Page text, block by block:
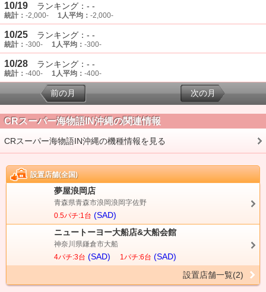
10/19 ランキング：- -
統計： -2,000- 1人平均： -2,000-
10/25 ランキング：- -
統計： -300- 1人平均： -300-
10/28 ランキング：- -
統計： -400- 1人平均： -400-
前の月 次の月
CRスーパー海物語IN沖縄の関連情報
CRスーパー海物語IN沖縄の機種情報を見る
設置店舗(全国)
夢屋浪岡店
青森県青森市浪岡浪岡字佐野
0.5パチ:1台 (SAD)
ニュートーヨー大船店&大船会館
神奈川県鎌倉市大船
4パチ:3台 (SAD) 1パチ:6台 (SAD)
設置店舗一覧(2)